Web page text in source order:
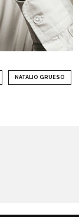
NATALIO GRUESO